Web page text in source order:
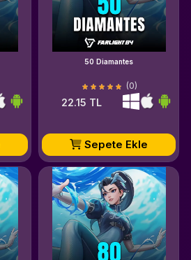
50 Diamantes
(0)
22.15 TL
Sepete Ekle